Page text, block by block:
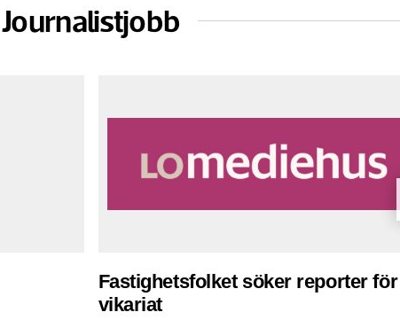
Journalistjobb
Fastighetsfolket söker reporter för
vikariat